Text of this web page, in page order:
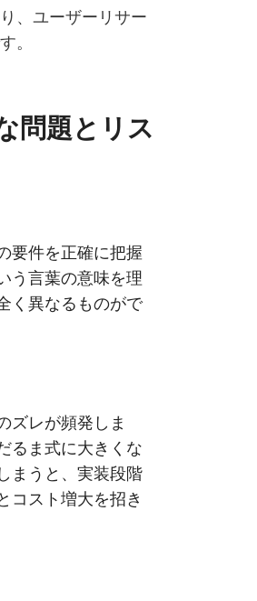
、ユーザーリサー
。
問題とリス
要件を正確に把握
う言葉の意味を理
く異なるものがで
ズレが頻発しま
るま式に大きくな
まうと、実装段階
コスト増大を招き